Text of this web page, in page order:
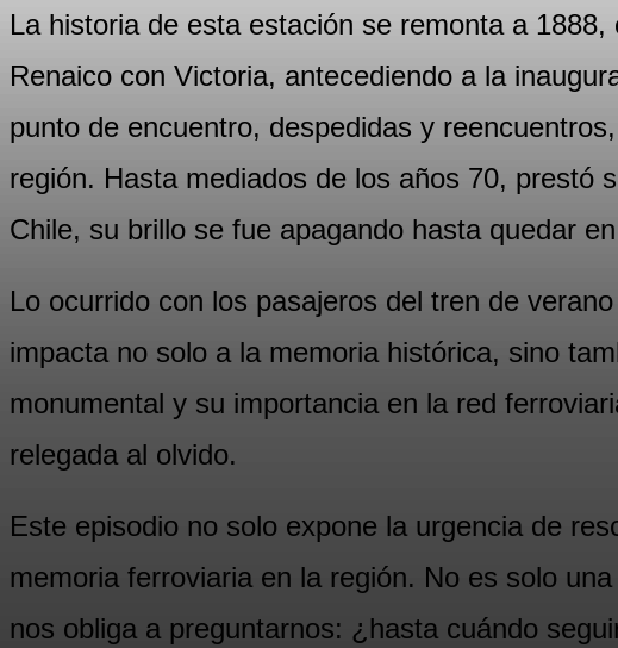
La historia de esta estación se remonta a
Renaico con Victoria, antecediendo a la
punto de encuentro, despedidas y
región. Hasta mediados de los años 70, prestó
Chile, su brillo se fue apagando hasta quedar
Lo ocurrido con los pasajeros del tren de
impacta no solo a la memoria histórica, sino
monumental y su importancia en la red
relegada al olvido.
Este episodio no solo expone la urgencia de
memoria ferroviaria en la región. No es solo
nos obliga a preguntarnos: ¿hasta cuándo